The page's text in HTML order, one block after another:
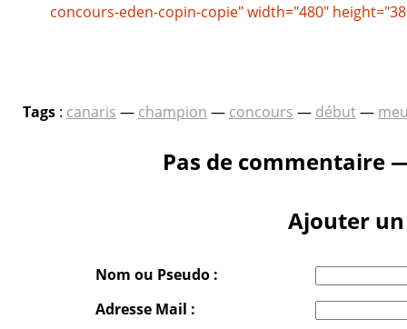
concours-eden-copin-copie" width="480"
Tags : canaris — champion — concours — début—
Pas de commentaire
Ajouter
Nom ou Pseudo :
Adresse Mail :